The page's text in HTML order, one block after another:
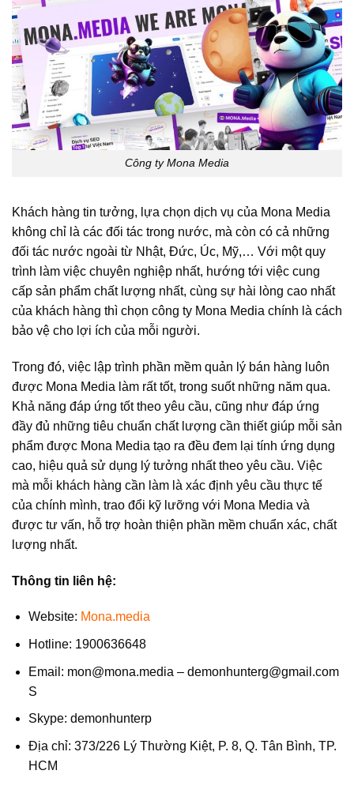
Công ty Mona Media
Khách hàng tin tưởng, lựa chọn dịch vụ của Mona Media
không chỉ là các đối tác trong nước, mà còn có cả những
đối tác nước ngoài từ Nhật, Đức, Úc, Mỹ,… Với một quy
trình làm việc chuyên nghiệp nhất, hướng tới việc cung
cấp sản phẩm chất lượng nhất, cùng sự hài lòng cao nhất
của khách hàng thì chọn công ty Mona Media chính là cách
bảo vệ cho lợi ích của mỗi người.
Trong đó, việc lập trình phần mềm quản lý bán hàng luôn
được Mona Media làm rất tốt, trong suốt những năm qua.
Khả năng đáp ứng tốt theo yêu cầu, cũng như đáp ứng
đầy đủ những tiêu chuẩn chất lượng cần thiết giúp mỗi sản
phẩm được Mona Media tạo ra đều đem lại tính ứng dụng
cao, hiệu quả sử dụng lý tưởng nhất theo yêu cầu. Việc
mà mỗi khách hàng cần làm là xác định yêu cầu thực tế
của chính mình, trao đổi kỹ lưỡng với Mona Media và
được tư vấn, hỗ trợ hoàn thiện phần mềm chuẩn xác, chất
lượng nhất.
Thông tin liên hệ:
Website: Mona.media
Hotline: 1900636648
Email: mon@mona.media – demonhunterg@gmail.com
S
Skype: demonhunterp
Địa chỉ: 373/226 Lý Thường Kiệt, P. 8, Q. Tân Bình, TP.
HCM